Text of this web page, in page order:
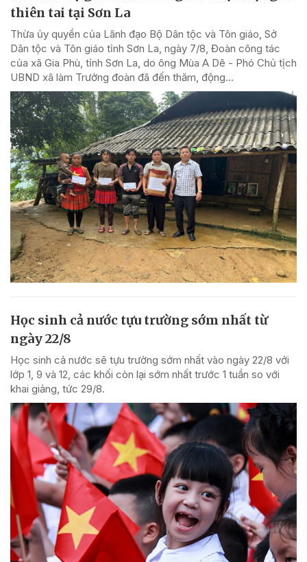
thiên tai tại Sơn La
Thừa ủy quyền của Lãnh đạo Bộ Dân tộc và Tôn giáo, Sở
Dân tộc và Tôn giáo tỉnh Sơn La, ngày 7/8, Đoàn công tác
của xã Gia Phù, tỉnh Sơn La, do ông Mùa A Dê - Phó Chủ tịch
UBND xã làm Trưởng đoàn đã đến thăm, động...
Học sinh cả nước tựu trường sớm nhất từ
ngày 22/8
Học sinh cả nước sẽ tựu trường sớm nhất vào ngày 22/8 với
lớp 1, 9 và 12, các khối còn lại sớm nhất trước 1 tuần so với
khai giảng, tức 29/8.